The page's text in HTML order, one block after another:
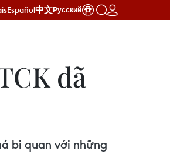
Español中文Русский
đã
bi quan với những